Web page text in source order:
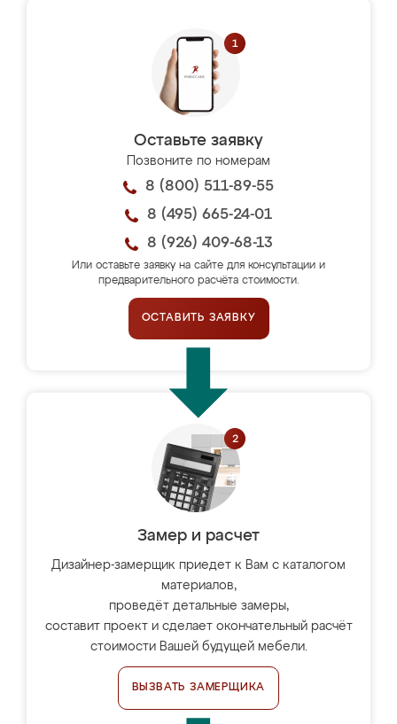
Оставьте заявку
Позвоните по номерам
8 (800) 511-89-55
8 (495) 665-24-01
8 (926) 409-68-13
Или оставьте заявку на сайте для консультации и
предварительного расчёта стоимости.
ОСТАВИТЬ ЗАЯВКУ
Замер и расчет
Дизайнер-замерщик приедет к Вам с каталогом
материалов,
проведёт детальные замеры,
составит проект и сделает окончательный расчёт
стоимости Вашей будущей мебели.
ВЫЗВАТЬ ЗАМЕРЩИКА